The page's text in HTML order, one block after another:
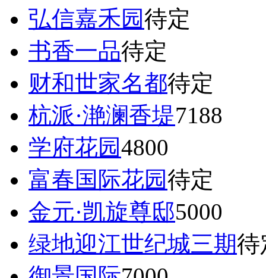
弘信嘉禾园待定
书香一品待定
财和世家名都待定
杭派·滟澜香堤7188
学府花园4800
富春国际花园待定
金元·凯旋尊邸5000
绿地迎江世纪城三期待